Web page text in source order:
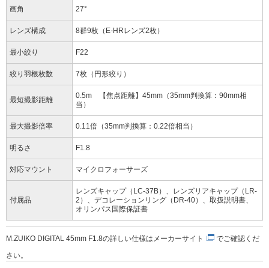
画角 27°
レンズ構成 8群9枚（E-HRレンズ2枚）
最小絞り F22
絞り羽根枚数 7枚（円形絞り）
最短撮影距離
0.5m 【焦点距離】45mm（35mm判換算：90mm相
当）
最大撮影倍率 0.11倍（35mm判換算：0.22倍相当）
明るさ F1.8
対応マウント マイクロフォーサーズ
付属品
レンズキャップ（LC-37B）、レンズリアキャップ（LR-
2）、デコレーションリング（DR-40）、取扱説明書、
オリンパス国際保証書
M.ZUIKO DIGITAL 45mm F1.8の詳しい仕様は メーカーサイト
でご確認くだ
さい。